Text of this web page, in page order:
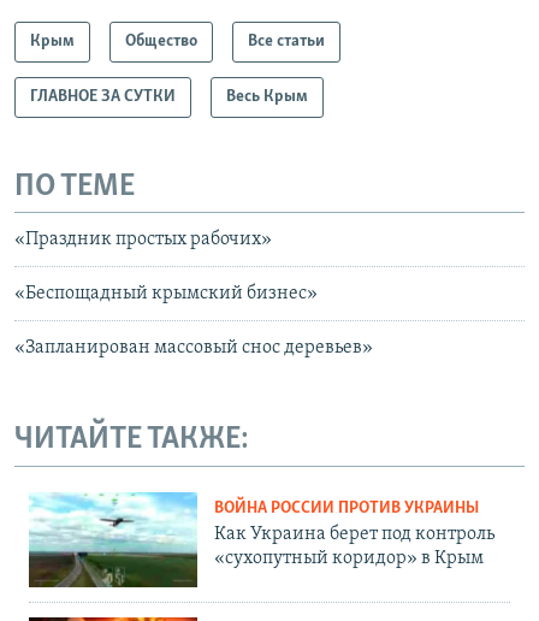
Крым Общество Все статьи
ГЛАВНОЕ ЗА СУТКИ Весь Крым
ПО ТЕМЕ
«Праздник простых рабочих»
«Беспощадный крымский бизнес»
«Запланирован массовый снос деревьев»
ЧИТАЙТЕ ТАКЖЕ:
ВОЙНА РОССИИ ПРОТИВ УКРАИНЫ
Как Украина берет под контроль
«сухопутный коридор» в Крым